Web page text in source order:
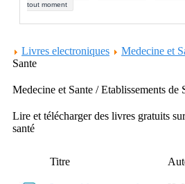
tout moment
Livres electroniques Medecine et
Sante
Medecine et Sante / Etablissements de
Lire et télécharger des livres gratuits
santé
Titre